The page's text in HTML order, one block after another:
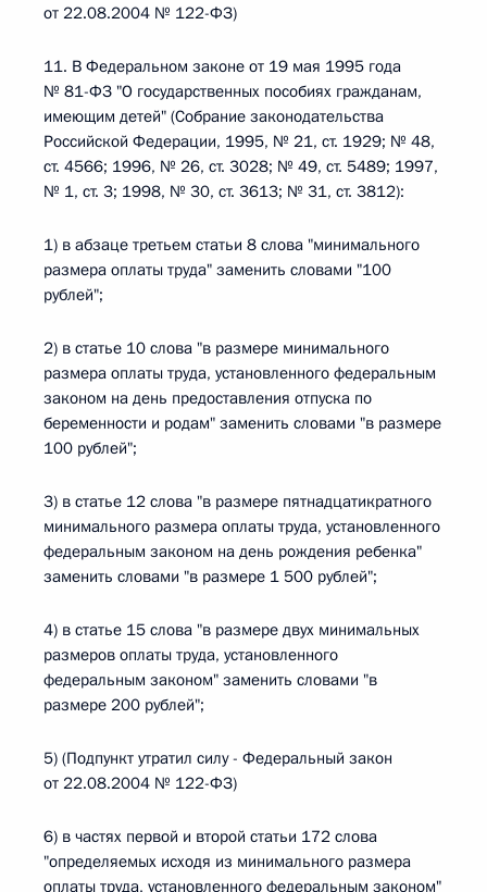
от 22.08.2004 № 122-ФЗ)
11. В Федеральном законе от 19 мая 1995 года
№ 81-ФЗ "О государственных пособиях гражданам,
имеющим детей" (Собрание законодательства
Российской Федерации, 1995, № 21, ст. 1929; № 48,
ст. 4566; 1996, № 26, ст. 3028; № 49, ст. 5489; 1997,
№ 1, ст. 3; 1998, № 30, ст. 3613; № 31, ст. 3812):
1) в абзаце третьем статьи 8 слова "минимального
размера оплаты труда" заменить словами "100
рублей";
2) в статье 10 слова "в размере минимального
размера оплаты труда, установленного федеральным
законом на день предоставления отпуска по
беременности и родам" заменить словами "в размере
100 рублей";
3) в статье 12 слова "в размере пятнадцатикратного
минимального размера оплаты труда, установленного
федеральным законом на день рождения ребенка"
заменить словами "в размере 1 500 рублей";
4) в статье 15 слова "в размере двух минимальных
размеров оплаты труда, установленного
федеральным законом" заменить словами "в
размере 200 рублей";
5) (Подпункт утратил силу - Федеральный закон
от 22.08.2004 № 122-ФЗ)
6) в частях первой и второй статьи 172 слова
"определяемых исходя из минимального размера
оплаты труда, установленного федеральным законом"